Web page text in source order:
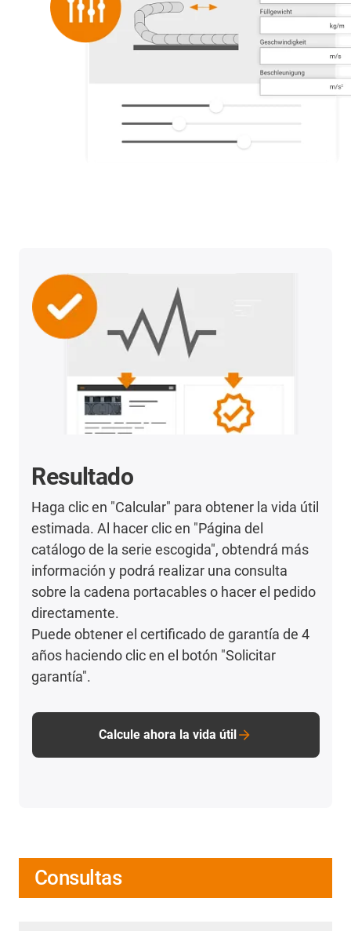
Resultado
Haga clic en "Calcular" para obtener la vida útil
estimada. Al hacer clic en "Página del
catálogo de la serie escogida", obtendrá más
información y podrá realizar una consulta
sobre la cadena portacables o hacer el pedido
directamente.
Puede obtener el certificado de garantía de 4
años haciendo clic en el botón "Solicitar
garantía".
Calcule ahora la vida útil
Consultas